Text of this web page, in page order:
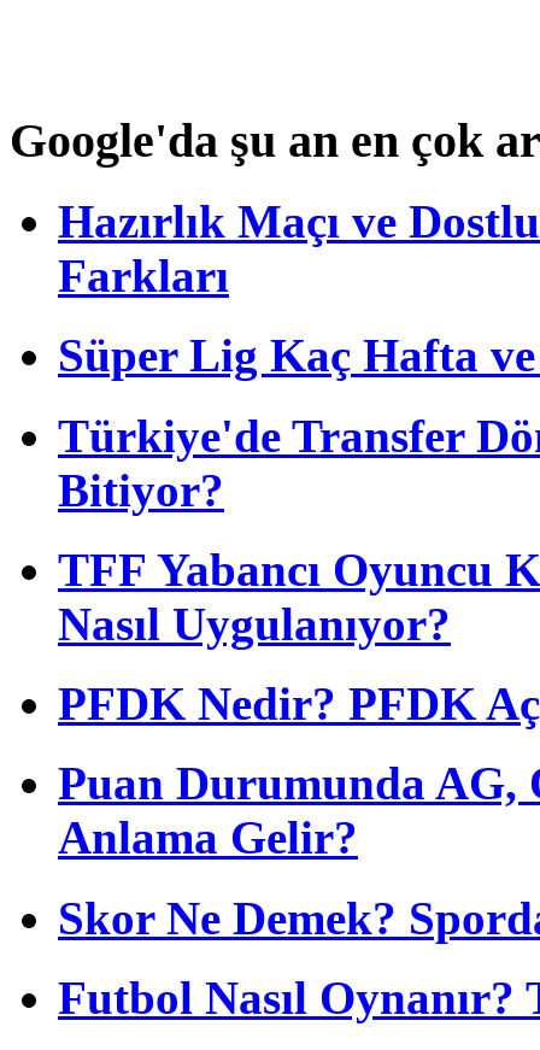
Google'da şu an en çok
Hazırlık Maçı ve
Farkları
Süper Lig Kaç Hafta
Türkiye'de Transfer
Bitiyor?
TFF Yabancı Oyuncu
Nasıl Uygulanıyor?
PFDK Nedir? PFDK
Puan Durumunda AG,
Anlama Gelir?
Skor Ne Demek?
Futbol Nasıl